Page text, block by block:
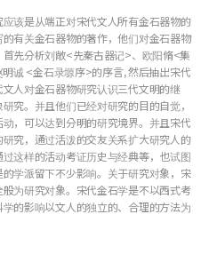
该是从端正对宋代文人所有金石器物的
有关金石器物的著作，他们对金石器物
先分析刘敞<先秦古器记>、欧阳脩<集
诚 <金石录塬序>的序言, 然后抽出宋代
人对金石器物研究认识三代文明的继
究。并且他们已经对研究的目的自觉，
，可以达到分明的研究境界。并且宋代
究，通过活泼的交友关系扩大研究人的
这样的活动考证历史与经典等，也试图
学派留下不少影响。关于研究对象，宋
为研究对象。宋代金石学是不以西式考
的影响以文人的独立的、合理的方法为